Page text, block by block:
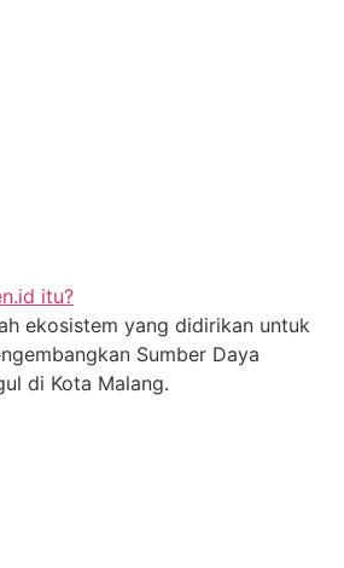
itu?
ekosistem yang didirikan untuk
Sumber Daya
di Kota Malang.